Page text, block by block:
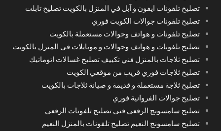
تصليح تلفونات ايفون و آبل في المنزل بالكويت تصليح تابلت
تصليح تلفونات جوالات الكويت فوري
تصليح تلفونات و هواتف وجوالات مستعملة بالكويت
تصليح تلفونات و هواتف وجوالات و موبايلات في المنزل بالكويت
تصليح ثلاجات بالمنزل فني تكييف تصليح غسالات اتوماتيك
تصليح ثلاجات فوري قريب من موقعي الكويت
تصليح ثلاجة مستعملة و قديمة و صيانة ثلاجات بالكويت
تصليح جوالات الفروانية فوري
تصليح سامسونج الرقعي فني تصليح تلفونات الرقعي
تصليح سامسونج النعيم تصليح تلفونات بالمنزل النعيم